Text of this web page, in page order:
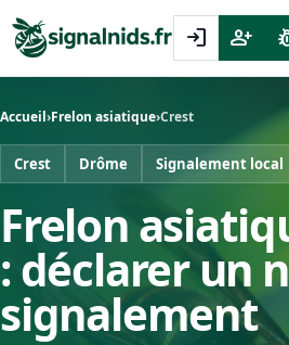
login person_add
Accueil›Frelon asiatique›Crest
Crest Drôme Signalement local
Frelon
: déclarer un
signalement